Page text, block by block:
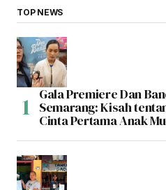
TOP NEWS
Gala Premiere Dan
Semarang: Kisah
Cinta Pertama Anak